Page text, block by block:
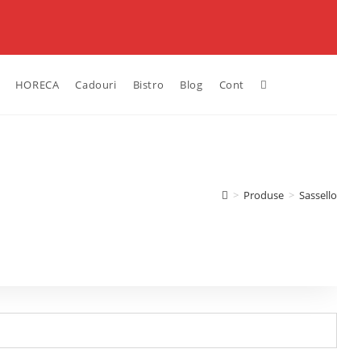
HORECA Cadouri Bistro Blog Cont
> Produse > Sassello